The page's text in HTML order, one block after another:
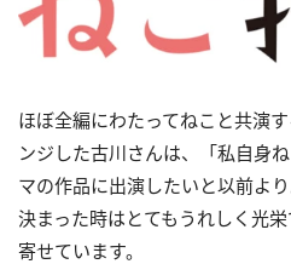
ほぼ全編にわたってねこと共演
ンジした古川さんは、「私自身
マの作品に出演したいと以前よ
決まった時はとてもうれしく光
寄せています。